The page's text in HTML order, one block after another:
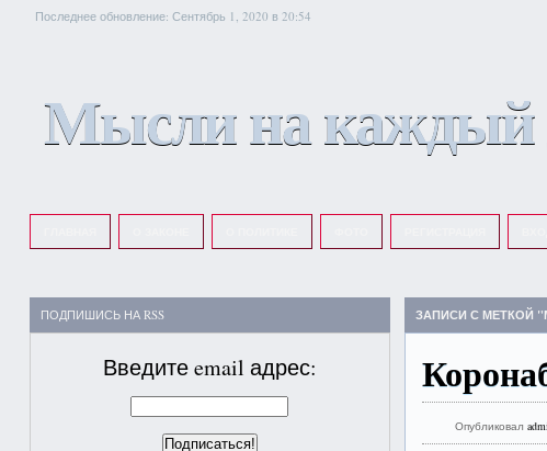
Последнее обновление: Сентябрь 1, 2020 в 20:54
Мысли на каждый
ПОДПИШИСЬ НА RSS
Введите email адрес:
ЗАПИСИ С МЕТКОЙ
Опубликовал